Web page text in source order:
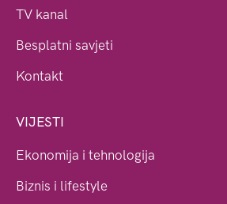
TV kanal
Besplatni savjeti
Kontakt
VIJESTI
Ekonomija i tehnologija
Biznis i lifestyle